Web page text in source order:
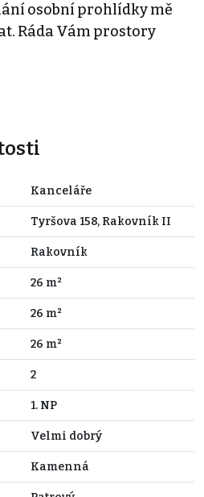
osobní prohlídky mě
Ráda Vám prostory
Kanceláře
Tyršova 158, Rakovník II
Rakovník
26 m²
26 m²
26 m²
2
1. NP
Velmi dobrý
Kamenná